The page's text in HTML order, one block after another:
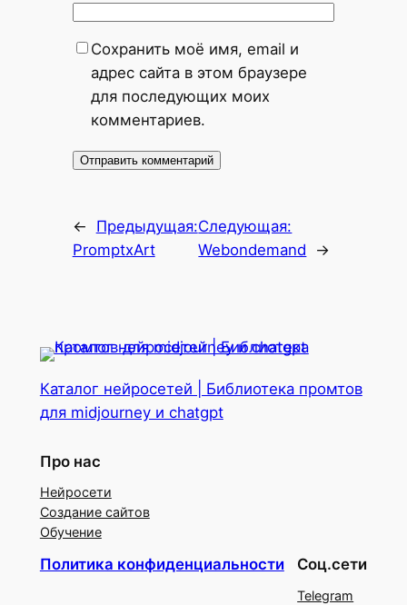
Сохранить моё имя, email и
адрес сайта в этом браузере
для последующих моих
комментариев.
←
Предыдущая:
PromptxArt
Следующая:
Webondemand
→
Каталог нейросетей | Библиотека промтов
для midjourney и chatgpt
Про нас
Нейросети
Создание сайтов
Обучение
Политика конфиденциальности Соц.сети
Telegram